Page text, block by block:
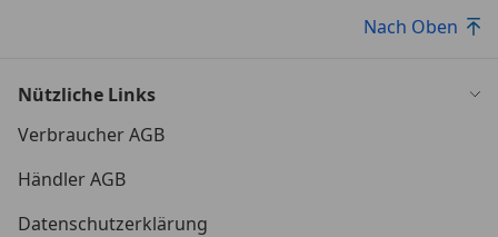
Nach Oben
Nützliche Links
Verbraucher AGB
Händler AGB
Datenschutzerklärung